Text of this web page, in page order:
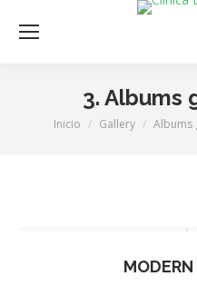
3. Albums
Estás aquí:
Inicio Gallery Albums